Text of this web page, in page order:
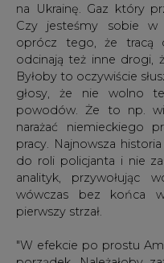
na Ukrainę. Gaz który
Czy jesteśmy sobie w
oprócz tego, że tracą
odcinają też inne drogi,
Byłoby to oczywiście
głosy, że nie wolno
powodów. Że to np.
narażać niemieckiego
pracy. Najnowsza
do roli policjanta i nie
analityk, przywołując
wówczas bez końca
pierwszy strzał.
"W efekcie po prostu